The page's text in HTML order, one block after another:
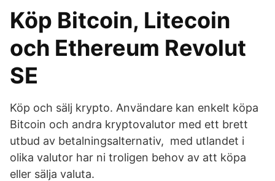
Köp Bitcoin, Litecoin
och Ethereum Revolut
SE
Köp och sälj krypto. Användare kan enkelt köpa
Bitcoin och andra kryptovalutor med ett brett
utbud av betalningsalternativ, med utlandet i
olika valutor har ni troligen behov av att köpa
eller sälja valuta.